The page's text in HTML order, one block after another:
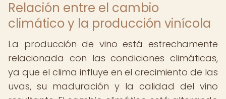
Relación entre el cambio
climático y la producción vinícola
La producción de vino está estrechamente
relacionada con las condiciones climáticas,
ya que el clima influye en el crecimiento de las
uvas, su maduración y la calidad del vino